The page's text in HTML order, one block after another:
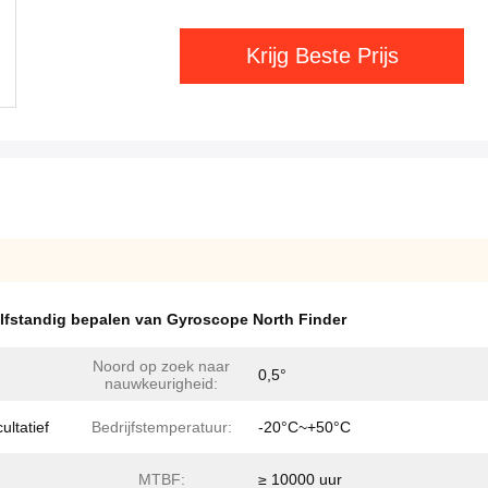
Krijg Beste Prijs
bepalen van Gyroscope North Finder
Noord op zoek naar
nauwkeurigheid:
0,5°
Bedrijfstemperatuur: -20°C~+50°C
MTBF: ≥ 10000 uur